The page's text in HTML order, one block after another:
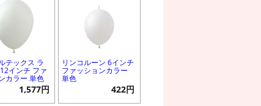
テックス ラ
インチ ファ
カラー 単色
1,577円
リンコルーン 6インチ
ファッションカラー
単色
422円